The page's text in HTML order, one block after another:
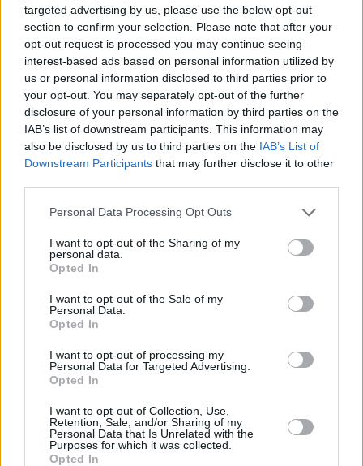
targeted advertising by us, please use the below opt-out
section to confirm your selection. Please note that after your
opt-out request is processed you may continue seeing
interest-based ads based on personal information utilized by
us or personal information disclosed to third parties prior to
your opt-out. You may separately opt-out of the further
disclosure of your personal information by third parties on the
IAB’s list of downstream participants. This information may
also be disclosed by us to third parties on the IAB’s List of
Downstream Participants that may further disclose it to other
Personal Data Processing Opt Outs
I want to opt-out of the Sharing of my
personal data.
Opted In
I want to opt-out of the Sale of my
Personal Data.
Opted In
I want to opt-out of processing my
Personal Data for Targeted Advertising.
Opted In
I want to opt-out of Collection, Use,
Retention, Sale, and/or Sharing of my
Personal Data that Is Unrelated with the
Purposes for which it was collected.
Opted In
Facebook Twitter Pinterest LinkedIn